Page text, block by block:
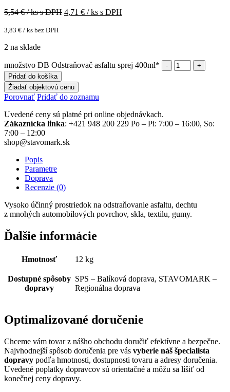
5,54€ / ks s DPH 4,71 € / ks s DPH
3,83 € / ks bez DPH
2 na sklade
množstvo DB Odstraňovač asfaltu sprej 400ml*
Pridať do košíka
Žiadať objektovú cenu
Porovnať Pridať do zoznamu
Uvedené ceny sú platné pri online objednávkach.
Zákaznícka linka: +421 948 200 229 Po – Pi: 7:00 – 16:00, So:
7:00 – 12:00
shop@stavomark.sk
Popis
Parametre
Doprava
Recenzie (0)
Vysoko účinný prostriedok na odstraňovanie asfaltu, dechtu
z mnohých automobilových povrchov, skla, textilu, gumy.
Ďalšie informácie
Hmotnosť 12 kg
Dostupné spôsoby
dopravy
SPS – Balíková doprava, STAVOMARK –
Regionálna doprava
Optimalizované doručenie
Chceme vám tovar z nášho obchodu doručiť efektívne a bezpečne.
Najvhodnejší spôsob doručenia pre vás vyberie náš špecialista
dopravy podľa hmotnosti, dostupnosti tovaru a adresy doručenia.
Uvedené poplatky dopravcov sú orientačné a môžu sa líšiť od
konečnej ceny dopravy.